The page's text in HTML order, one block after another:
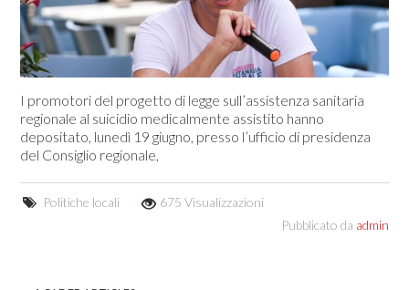
I promotori del progetto di legge sull’assistenza sanitaria
regionale al suicidio medicalmente assistito hanno
depositato, lunedì 19 giugno, presso l’ufficio di presidenza
del Consiglio regionale,
Politiche locali
675 Visualizzazioni
Pubblicato da admin